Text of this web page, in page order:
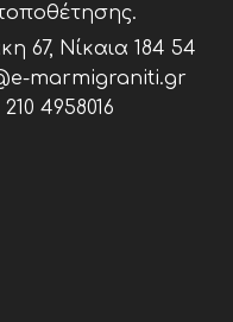
67, Νίκαια 184 54
marmigraniti.gr
4958016